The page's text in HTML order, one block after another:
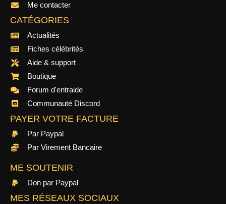
Me contacter
CATÉGORIES
Actualités
Fiches célébrités
Aide & support
Boutique
Forum d'entraide
Communauté Discord
PAYER VOTRE FACTURE
Par Paypal
Par Virement Bancaire
ME SOUTENIR
Don par Paypal
MES RÉSEAUX SOCIAUX